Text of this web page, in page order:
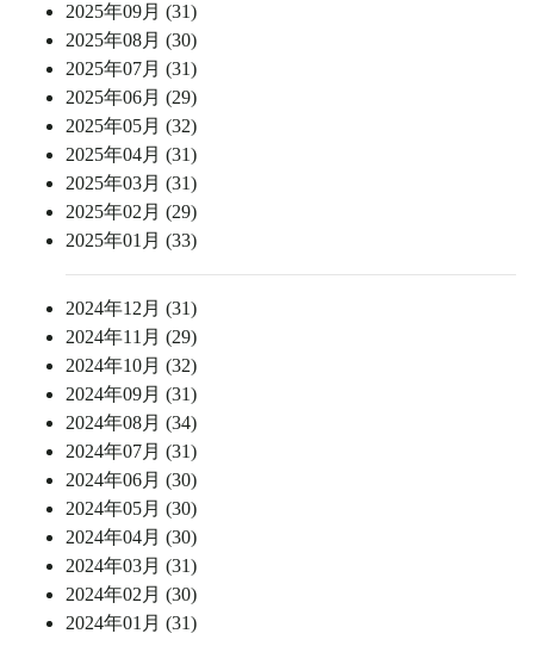
2025年09月 (31)
2025年08月 (30)
2025年07月 (31)
2025年06月 (29)
2025年05月 (32)
2025年04月 (31)
2025年03月 (31)
2025年02月 (29)
2025年01月 (33)
2024年12月 (31)
2024年11月 (29)
2024年10月 (32)
2024年09月 (31)
2024年08月 (34)
2024年07月 (31)
2024年06月 (30)
2024年05月 (30)
2024年04月 (30)
2024年03月 (31)
2024年02月 (30)
2024年01月 (31)